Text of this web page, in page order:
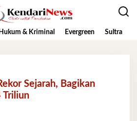
Hukum & Kriminal Evergreen Sultra
Sejarah, Bagikan
Triliun